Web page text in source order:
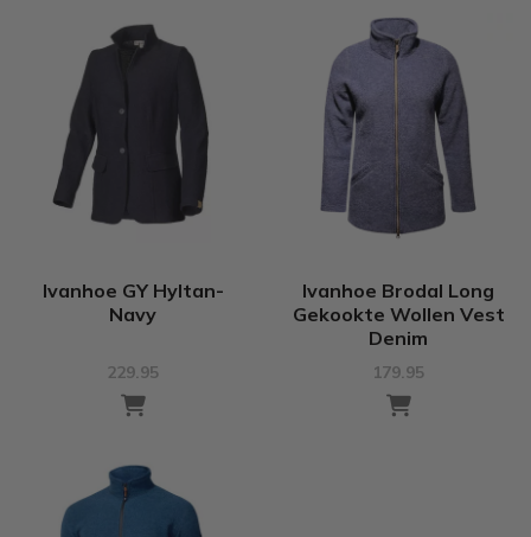
Ivanhoe GY Hyltan-
Navy
229.95
Ivanhoe Brodal Long
Gekookte Wollen Vest
Denim
179.95